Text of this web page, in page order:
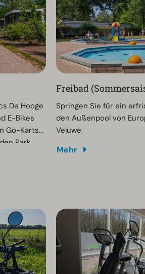
De Hooge
E-Bikes
Go-Karts
Park
Freibad
Springen Sie für ein
den Außenpool von
Veluwe.
Mehr